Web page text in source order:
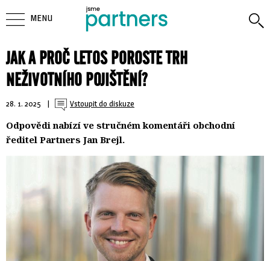
JAK A PROČ LETOS POROSTE TRH
NEŽIVOTNÍHO POJIŠTĚNÍ?
28. 1. 2025 | Vstoupit do diskuze
Odpovědi nabízí ve stručném komentáři obchodní
ředitel Partners Jan Brejl.
MENU